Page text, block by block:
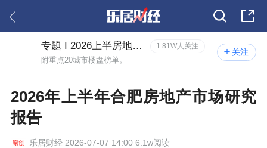
关注
专题 I 2026上半房地产市场研究报告 1.81W人关注
附重点20城市楼盘榜单。
2026年上半年合肥房地产市场研究
报告
乐居财经2026-07-07 14:00 6.1w阅读